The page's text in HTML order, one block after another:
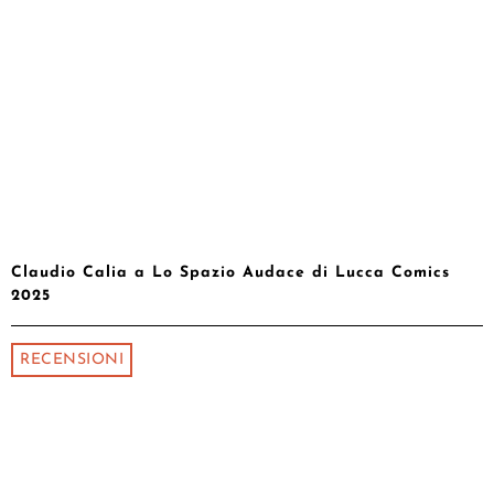
Claudio Calia a Lo Spazio Audace di Lucca Comics
2025
RECENSIONI